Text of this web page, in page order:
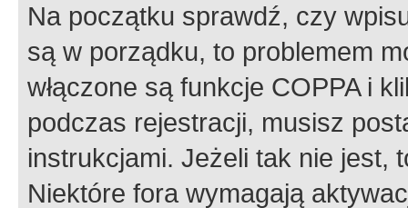
Na początku sprawdź, czy
są w porządku, to problemem
włączone są funkcje COPPA i
podczas rejestracji, musisz
instrukcjami. Jeżeli tak nie jest,
Niektóre fora wymagają